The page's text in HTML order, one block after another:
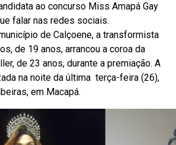
ao concurso Miss Amapá Gay
falar nas redes sociais.
de Calçoene, a transformista
de 19 anos, arrancou a coroa da
de 23 anos, durante a premiação. A
na noite da última terça-feira (26),
em Macapá.